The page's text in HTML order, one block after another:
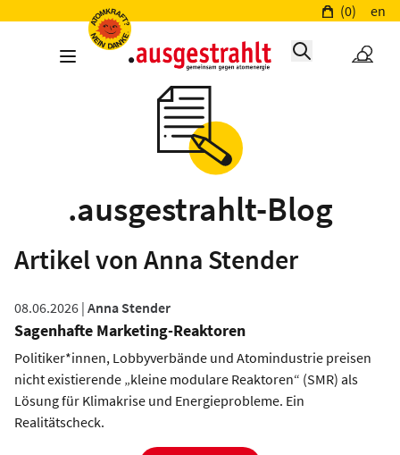
(0) en
.ausgestrahlt-Blog
Artikel von Anna Stender
08.06.2026 | Anna Stender
Sagenhafte Marketing-Reaktoren
Politiker*innen, Lobbyverbände und Atomindustrie preisen
nicht existierende „kleine modulare Reaktoren“ (SMR) als
Lösung für Klimakrise und Energieprobleme. Ein
Realitätscheck.